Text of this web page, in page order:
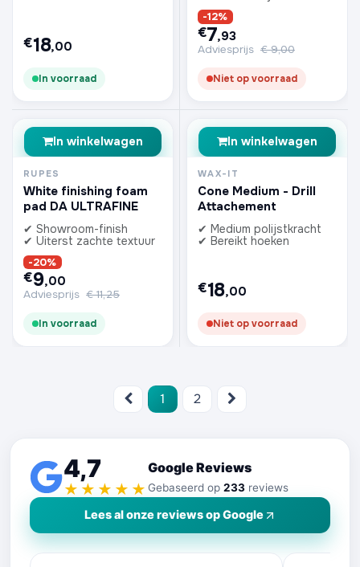
€18,00
In voorraad
-12%
€7,93
Adviesprijs €9,00
Niet op voorraad
In winkelwagen
RUPES
White finishing foam
pad DA ULTRAFINE
✔ Showroom-finish
✔ Uiterst zachte textuur
-20%
€9,00
Adviesprijs €11,25
In voorraad
In winkelwagen
WAX-IT
Cone Medium - Drill
Attachement
✔ Medium polijstkracht
✔ Bereikt hoeken
€18,00
Niet op voorraad
1 2
4,7
★★★★★
Google Reviews
Gebaseerd op 233 reviews
Lees al onze reviews op Google